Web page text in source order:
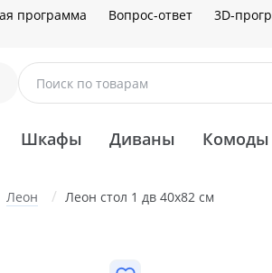
программа Вопрос-ответ 3D-
Поиск по товарам
Шкафы Диваны Комоды
Леон Леон стол 1 дв 40х82 см